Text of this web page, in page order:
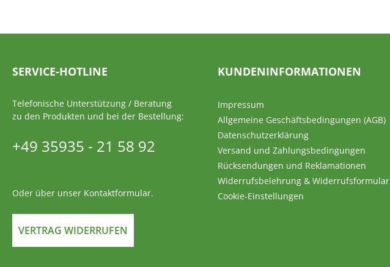
SERVICE-HOTLINE
Telefonische Unterstützung / Beratung
zu den Produkten und bei der Bestellung:
+49 35935 - 21 58 92
Oder über unser Kontaktformular.
VERTRAG WIDERRUFEN
KUNDENINFORMATIONEN
Impressum
Allgemeine Geschäftsbedingungen (AGB)
Datenschutzerklärung
Versand und Zahlungsbedingungen
Rücksendungen und Reklamationen
Widerrufsbelehrung & Widerrufsformular
Cookie-Einstellungen